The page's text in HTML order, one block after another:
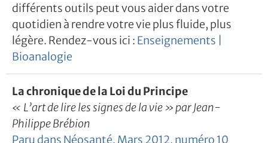
différents outils peut vous aider dans votre
quotidien à rendre votre vie plus fluide, plus
légère. Rendez-vous ici : Enseignements |
Bioanalogie
La chronique de la Loi du Principe
« L’art de lire les signes de la vie » par Jean-
Philippe Brébion
Paru dans Néosanté, Mars 2012, numéro 10